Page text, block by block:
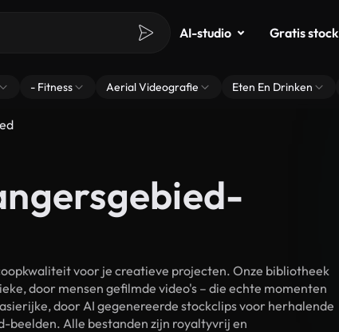
AI-studio Gratis stock
- Fitness Aerial Videografie Eten En Drinken
voor je creatieve projecten. Onze bibliotheek
door mensen gefilmde video's – die echte momenten
door AI gegenereerde stockclips voor herhalende
beelden. Alle bestanden zijn royaltyvrij en